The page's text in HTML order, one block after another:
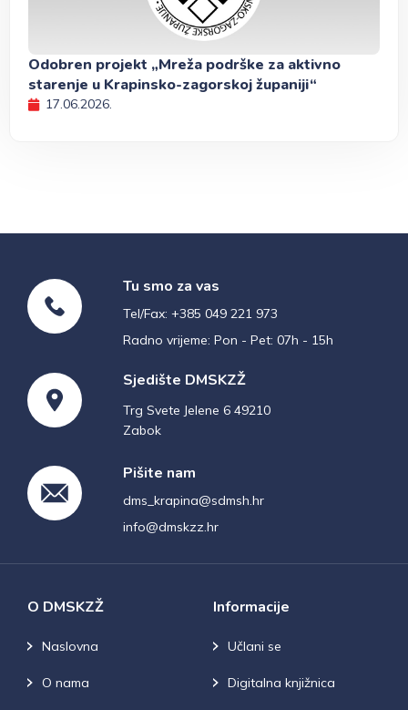
Odobren projekt „Mreža podrške za aktivno
starenje u Krapinsko-zagorskoj županiji“
17.06.2026.
Tu smo za vas
Tel/Fax: +385 049 221 973
Radno vrijeme: Pon - Pet: 07h - 15h
Sjedište DMSKZŽ
Trg Svete Jelene 6 49210
Zabok
Pišite nam
dms_krapina@sdmsh.hr
info@dmskzz.hr
O DMSKZŽ
Naslovna
O nama
Informacije
Učlani se
Digitalna knjižnica